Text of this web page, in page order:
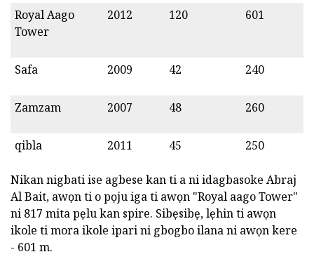
Royal Aago
Tower
2012 120 601
Safa 2009 42 240
Zamzam 2007 48 260
qibla 2011 45 250
Nikan nigbati ise agbese kan ti a ni idagbasoke Abraj
Al Bait, awọn ti o pọju iga ti awọn "Royal aago Tower"
ni 817 mita pẹlu kan spire. Sibẹsibẹ, lẹhin ti awọn
ikole ti mora ikole ipari ni gbogbo ilana ni awọn kere
- 601 m.